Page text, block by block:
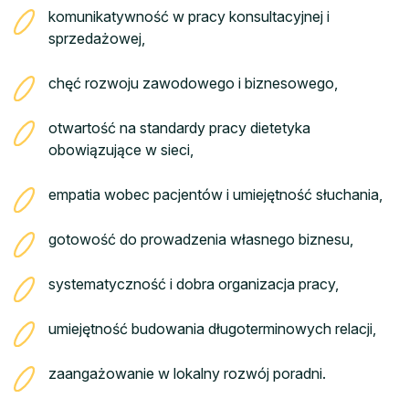
komunikatywność w pracy konsultacyjnej i
sprzedażowej,
chęć rozwoju zawodowego i biznesowego,
otwartość na standardy pracy dietetyka
obowiązujące w sieci,
empatia wobec pacjentów i umiejętność słuchania,
gotowość do prowadzenia własnego biznesu,
systematyczność i dobra organizacja pracy,
umiejętność budowania długoterminowych relacji,
zaangażowanie w lokalny rozwój poradni.